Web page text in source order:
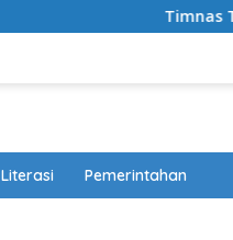
Timnas Tampil Bapuk
Literasi Pemerintahan